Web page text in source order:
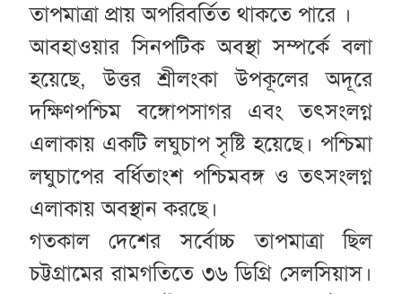
তাপমাত্রা প্রায় অপরিবর্তিত থাকতে পারে ।
আবহাওয়ার সিনপটিক অবস্থা সম্পর্কে বলা
হয়েছে, উত্তর শ্রীলংকা উপকূলের অদূরে
দক্ষিণপশ্চিম বঙ্গোপসাগর এবং তৎসংলগ্ন
এলাকায় একটি লঘুচাপ সৃষ্টি হয়েছে। পশ্চিমা
লঘুচাপের বর্ধিতাংশ পশ্চিমবঙ্গ ও তৎসংলগ্ন
এলাকায় অবস্থান করছে।
গতকাল দেশের সর্বোচ্চ তাপমাত্রা ছিল
চট্টগ্রামের রামগতিতে ৩৬ ডিগ্রি সেলসিয়াস।